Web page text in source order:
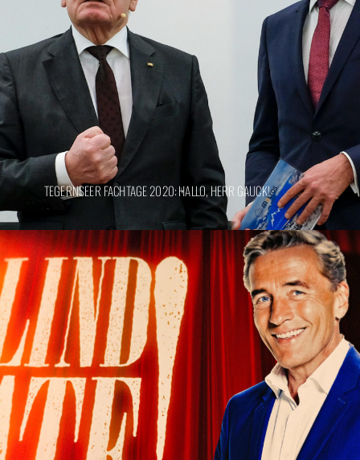
TEGERNSEER FACHTAGE 2020: HALLO, HERR GAUCK!